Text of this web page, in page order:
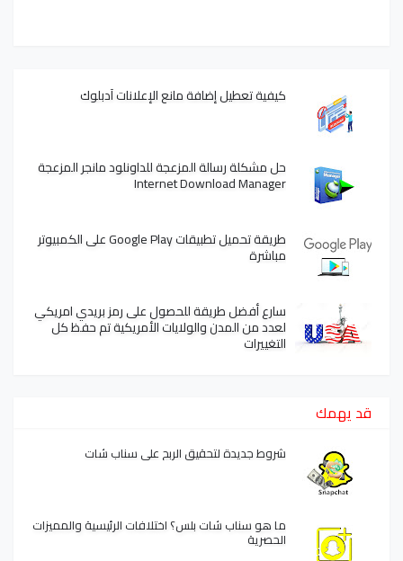
كيفية تعطيل إضافة مانع الإعلانات آدبلوك
حل مشكلة رسالة المزعجة للداونلود مانجر المزعجة
Internet Download Manager
طريقة تحميل تطبيقات Google Play على الكمبيوتر
مباشرة
سارع أفضل طريقة للحصول على رمز بريدي امريكي
لعدد من المدن والولايات الأمريكية تم حفظ كل
التغييرات
قد يهمك
شروط جديدة لتحقيق الربح على سناب شات
ما هو سناب شات بلس؟ اختلافات الرئيسية والمميزات
الحصرية